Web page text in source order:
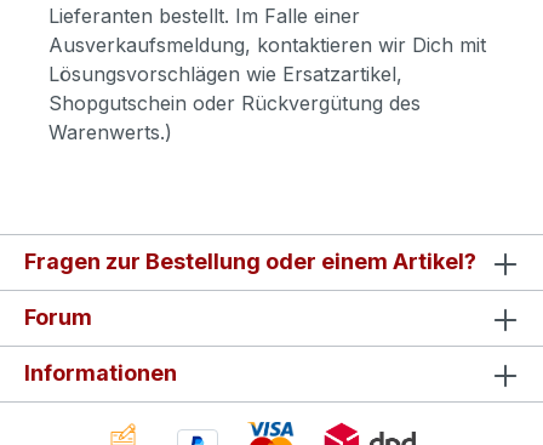
Lieferanten bestellt. Im Falle einer
Ausverkaufsmeldung, kontaktieren wir Dich mit
Lösungsvorschlägen wie Ersatzartikel,
Shopgutschein oder Rückvergütung des
Warenwerts.)
Fragen zur Bestellung oder einem Artikel?
Forum
Informationen